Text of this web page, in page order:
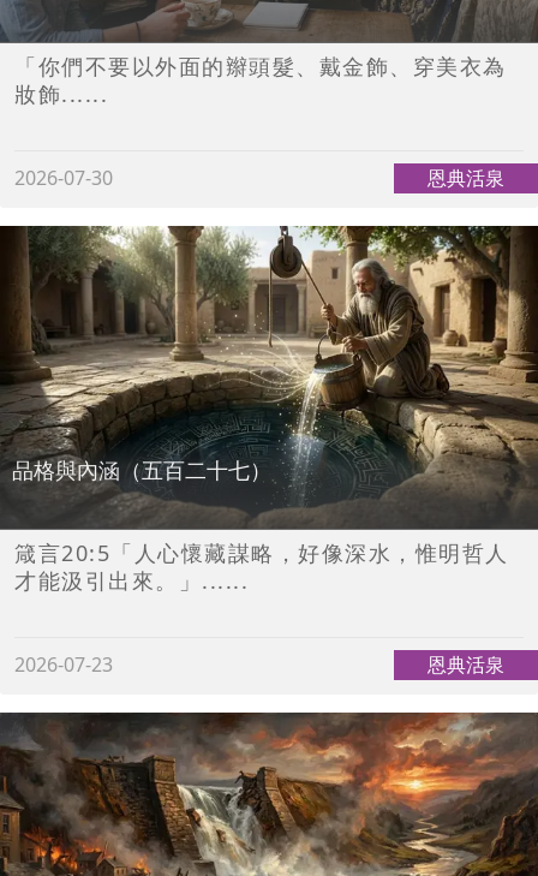
「你們不要以外面的辮頭髮、戴金飾、穿美衣為
妝飾......
2026-07-30 恩典活泉
品格與內涵（五百二十七）
箴言20:5「人心懷藏謀略，好像深水，惟明哲人
才能汲引出來。」......
2026-07-23 恩典活泉